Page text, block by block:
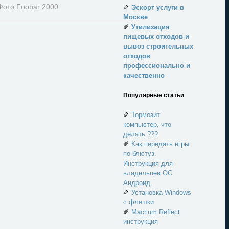
✐ Эскорт услуги в
Москве
✐ Утилизация
пищевых отходов и
вывоз строительных
отходов
профессионально и
качественно
Популярные статьи
✐ Тормозит
компьютер, что
делать ???
✐ Как передать игры
по блютуз.
Инструкция для
владельцев ОС
Андроид.
✐ Установка Windows
с флешки
✐ Macrium Reflect
инструкция